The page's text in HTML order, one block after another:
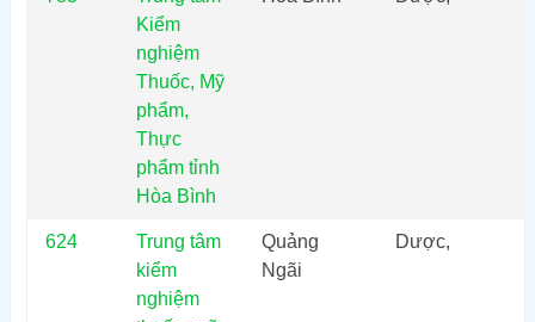
Kiểm
nghiệm
Thuốc, Mỹ
phẩm,
Thực
phẩm tỉnh
Hòa Bình
624
Trung tâm
kiểm
nghiệm
Quảng
Ngãi
Dược,